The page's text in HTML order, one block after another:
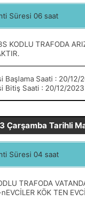
Süresi 06 saat
KODLU TRAFODA
Başlama Saati : 20/12/
Bitiş Saati : 20/12/
Çarşamba Tarihli
Süresi 04 saat
TRAFODA
KÖK TEN